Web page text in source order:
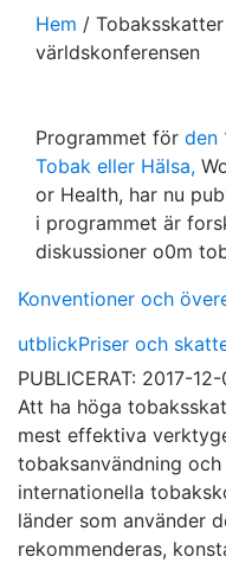
Hem /
världskonferensen
Programmet för den
Tobak eller Hälsa,
or Health, har nu
i programmet är
diskussioner o0m
Konventioner och
utblickPriser och
PUBLICERAT: 2017-
Att ha höga
mest effektiva
tobaksanvändning
internationella
länder som använder
rekommenderas,